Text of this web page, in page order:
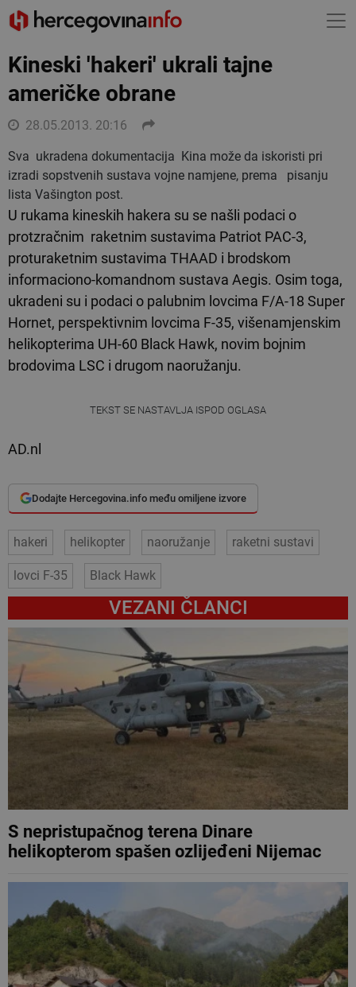
Kineski 'hakeri' ukrali tajne
američke obrane
28.05.2013. 20:16
Sva ukradena dokumentacija Kina može da iskoristi pri
izradi sopstvenih sustava vojne namjene, prema pisanju
lista Vašington post.
U rukama kineskih hakera su se našli podaci o
protzračnim raketnim sustavima Patriot PAC-3,
proturaketnim sustavima THAAD i brodskom
informaciono-komandnom sustava Aegis. Osim toga,
ukradeni su i podaci o palubnim lovcima F/A-18 Super
Hornet, perspektivnim lovcima F-35, višenamjenskim
helikopterima UH-60 Black Hawk, novim bojnim
brodovima LSC i drugom naoružanju.
TEKST SE NASTAVLJA ISPOD OGLASA
AD.nl
Dodajte Hercegovina.info među omiljene izvore
hakeri helikopter naoružanje raketni sustavi
lovci F-35 Black Hawk
VEZANI ČLANCI
S nepristupačnog terena Dinare
helikopterom spašen ozlijeđeni Nijemac